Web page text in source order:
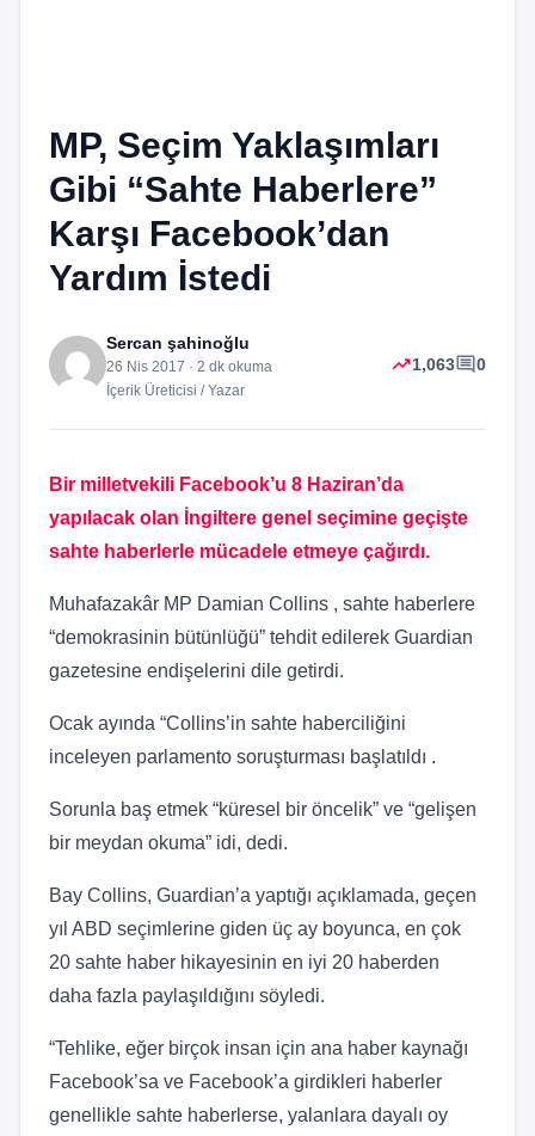
MP, Seçim Yaklaşımları
Gibi “Sahte Haberlere”
Karşı Facebook’dan
Yardım İstedi
Sercan şahinoğlu
26 Nis 2017 · 2 dk okuma
İçerik Üreticisi / Yazar
trending_up1,063comment0
Bir milletvekili Facebook’u 8 Haziran’da
yapılacak olan İngiltere genel seçimine geçişte
sahte haberlerle mücadele etmeye çağırdı.
Muhafazakâr MP Damian Collins , sahte haberlere
“demokrasinin bütünlüğü” tehdit edilerek Guardian
gazetesine endişelerini dile getirdi.
Ocak ayında “Collins’in sahte haberciliğini
inceleyen parlamento soruşturması başlatıldı .
Sorunla baş etmek “küresel bir öncelik” ve “gelişen
bir meydan okuma” idi, dedi.
Bay Collins, Guardian’a yaptığı açıklamada, geçen
yıl ABD seçimlerine giden üç ay boyunca, en çok
20 sahte haber hikayesinin en iyi 20 haberden
daha fazla paylaşıldığını söyledi.
“Tehlike, eğer birçok insan için ana haber kaynağı
Facebook’sa ve Facebook’a girdikleri haberler
genellikle sahte haberlerse, yalanlara dayalı oy